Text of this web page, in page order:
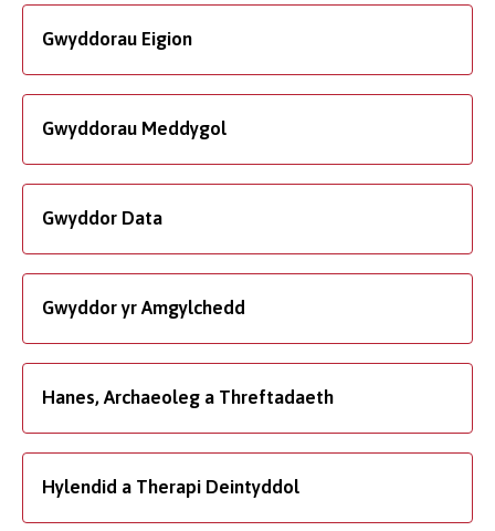
Gwyddorau Eigion
Gwyddorau Meddygol
Gwyddor Data
Gwyddor yr Amgylchedd
Hanes, Archaeoleg a Threftadaeth
Hylendid a Therapi Deintyddol